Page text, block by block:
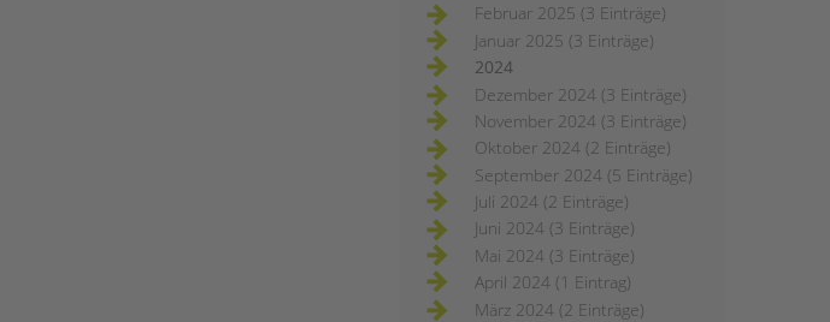
Februar 2025 (3 Einträge)
Januar 2025 (3 Einträge)
2024
Dezember 2024 (3 Einträge)
November 2024 (3 Einträge)
Oktober 2024 (2 Einträge)
September 2024 (5 Einträge)
Juli 2024 (2 Einträge)
Juni 2024 (3 Einträge)
Mai 2024 (3 Einträge)
April 2024 (1 Eintrag)
März 2024 (2 Einträge)